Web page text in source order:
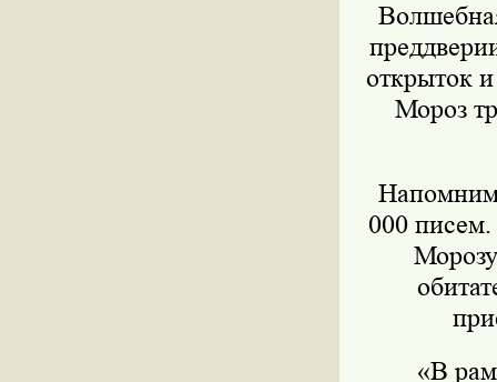
открыток
Мороз
000 писем.
«В